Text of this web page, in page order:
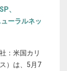
、
ーラルネッ
：米国カリ
）は、5月7